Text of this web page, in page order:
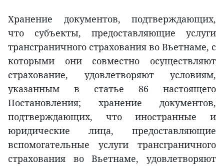
Хранение документов, подтверждающих,
что субъекты, предоставляющие услуги
трансграничного страхования во Вьетнаме, с
которыми они совместно осуществляют
страхование, удовлетворяют условиям,
указанным в статье 86 настоящего
Постановления; хранение документов,
подтверждающих, что иностранные и
юридические лица, предоставляющие
вспомогательные услуги трансграничного
страхования во Вьетнаме, удовлетворяют